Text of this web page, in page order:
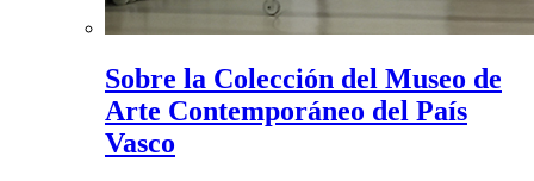
Sobre la Colección del Museo de
Arte Contemporáneo del País
Vasco